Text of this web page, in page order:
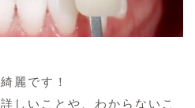
麗です！
しいことや、わからないこ